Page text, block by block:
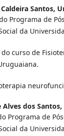
Santos,
Programa de
da
do curso de
Alves dos Santos,
Programa de
da